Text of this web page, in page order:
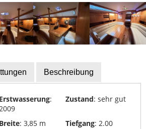
Beschreibung
Erstwasserung:
Zustand: sehr gut
Breite: 3,85 m Tiefgang: 2.00